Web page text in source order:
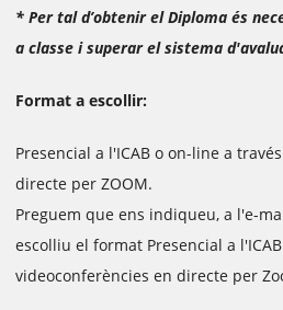
* Per tal d’obtenir el Diploma és
a classe i superar el sistema
Format a escollir:
Presencial a l'ICAB o on-line a
directe per ZOOM.
Preguem que ens indiqueu, a l'e-
escolliu el format Presencial a
videoconferències en directe per